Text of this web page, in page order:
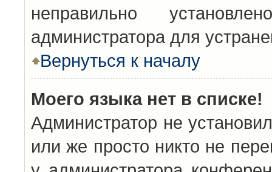
неправильно
администратора для
Вернуться к началу
Моего языка нет в списке!
Администратор не
или же просто никто не